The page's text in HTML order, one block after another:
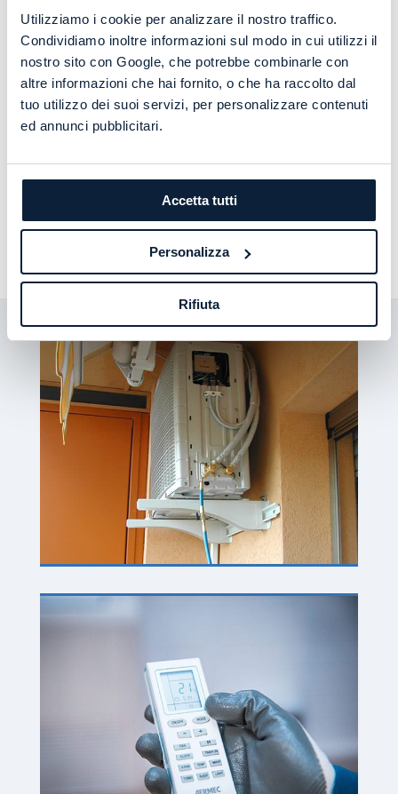
Utilizziamo i cookie per analizzare il nostro traffico.
Condividiamo inoltre informazioni sul modo in cui utilizzi il
nostro sito con Google, che potrebbe combinarle con
altre informazioni che hai fornito, o che ha raccolto dal
tuo utilizzo dei suoi servizi, per personalizzare contenuti
ed annunci pubblicitari.
Accetta tutti
Personalizza
Rifiuta
simile, gli impianti di condizionamento e quelli di
refrigerazioni si configurano come soluzione
completamente differenti. Gliimpianti di
condizionamento industriale servono, infatti, per
stabilire latemperatura opportunaall’interno di
ambienti industriali di grandi dimensioni e permettere,
dunque, lavorazioni che richiedono di condizioni
particolari o che le creano a loro volta, come la
saldatura che emana grandi quantità di calore. Gli
impianti di refrigerazione industriali
invece, il mantenimento dibasse temperatureper
come prodotti farmaceutici o alimenti.